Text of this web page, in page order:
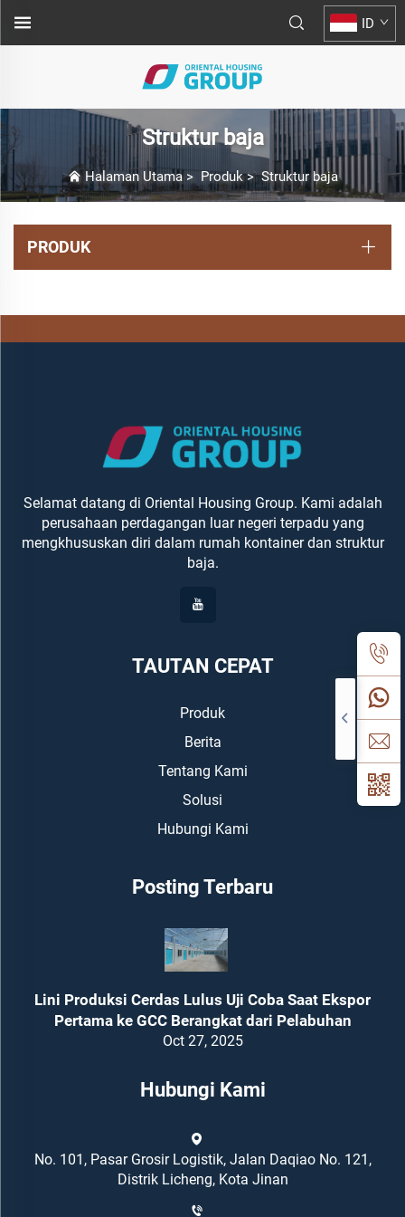
ID
Struktur baja
Halaman Utama> Produk>Struktur baja
PRODUK
Selamat datang di Oriental Housing Group. Kami adalah
perusahaan perdagangan luar negeri terpadu yang
mengkhususkan diri dalam rumah kontainer dan struktur
baja.
TAUTAN CEPAT
Produk
Berita
Tentang Kami
Solusi
Hubungi Kami
Posting Terbaru
Lini Produksi Cerdas Lulus Uji Coba Saat Ekspor
Pertama ke GCC Berangkat dari Pelabuhan
Oct 27, 2025
Hubungi Kami
No. 101, Pasar Grosir Logistik, Jalan Daqiao No. 121,
Distrik Licheng, Kota Jinan